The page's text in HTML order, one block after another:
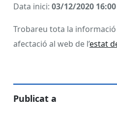
Data inici: 03/12/2020 16:00
Trobareu tota la
afectació al web de l’estat
Publicat a